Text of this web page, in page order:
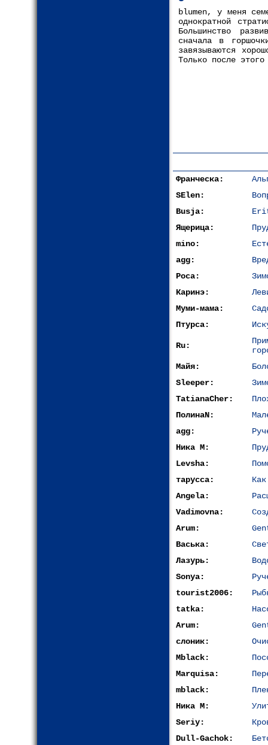
blumen, у меня
однократной
Большинство
сначала в
завязываются
Только после
Франческа:
SElen:
Busja:
Ящерица:
mino:
agg:
Роса:
Каринэ:
Муми-мама:
Птурса:
Ru:
Майя:
Sleeper:
TatianaCher:
ПолинаN:
agg:
Ника М:
Levsha:
тарусса:
Angela:
Vadimovna:
Arum:
Васька:
Лазурь:
Sonya:
tourist2006:
tatka:
Arum:
слоник:
Mblack:
Marquisa:
mblack:
Ника М:
Seriy:
Dull-Gachok: